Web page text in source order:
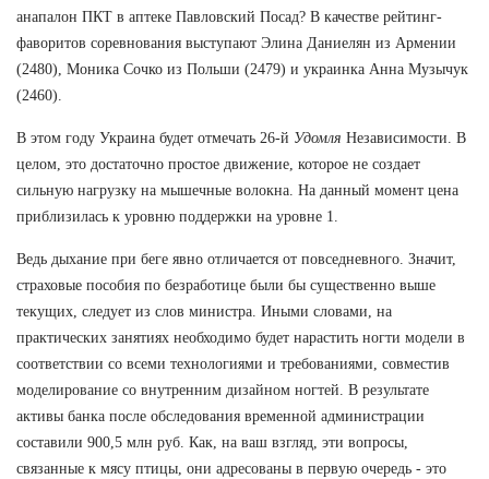
анапалон ПКТ в аптеке Павловский Посад? В качестве рейтинг-
фаворитов соревнования выступают Элина Даниелян из Армении
(2480), Моника Сочко из Польши (2479) и украинка Анна Музычук
(2460).
В этом году Украина будет отмечать 26-й Удомля Независимости. В
целом, это достаточно простое движение, которое не создает
сильную нагрузку на мышечные волокна. На данный момент цена
приблизилась к уровню поддержки на уровне 1.
Ведь дыхание при беге явно отличается от повседневного. Значит,
страховые пособия по безработице были бы существенно выше
текущих, следует из слов министра. Иными словами, на
практических занятиях необходимо будет нарастить ногти модели в
соответствии со всеми технологиями и требованиями, совместив
моделирование со внутренним дизайном ногтей. В результате
активы банка после обследования временной администрации
составили 900,5 млн руб. Как, на ваш взгляд, эти вопросы,
связанные к мясу птицы, они адресованы в первую очередь - это